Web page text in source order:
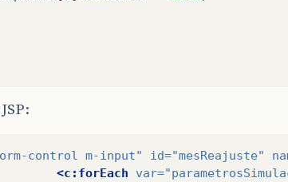
control m-input" id="mesReajuste"
<c:forEach
var=